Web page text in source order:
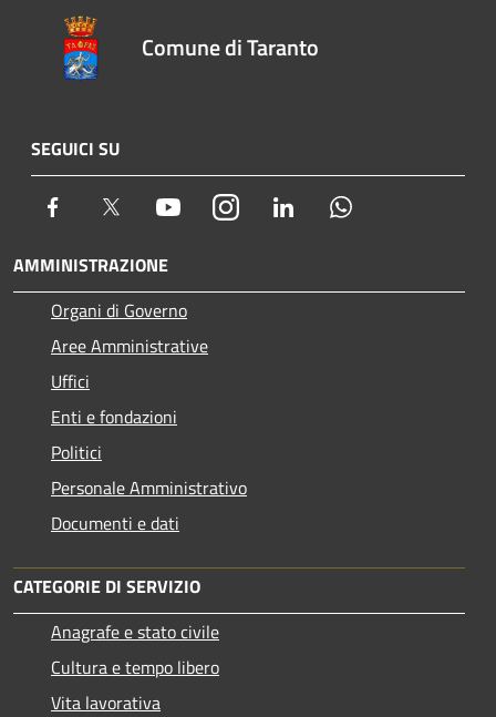
Comune di Taranto
SEGUICI SU
Facebook Twitter YoutubeInstagram LinkedIn
AMMINISTRAZIONE
Organi di Governo
Aree Amministrative
Uffici
Enti e fondazioni
Politici
Personale Amministrativo
Documenti e dati
CATEGORIE DI SERVIZIO
Anagrafe e stato civile
Cultura e tempo libero
Vita lavorativa